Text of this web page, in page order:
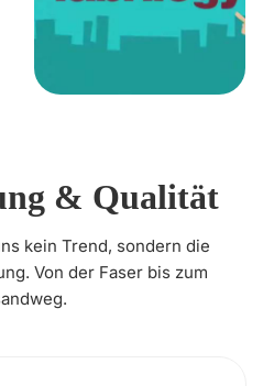
& Qualität
kein Trend, sondern die
Von der Faser bis zum